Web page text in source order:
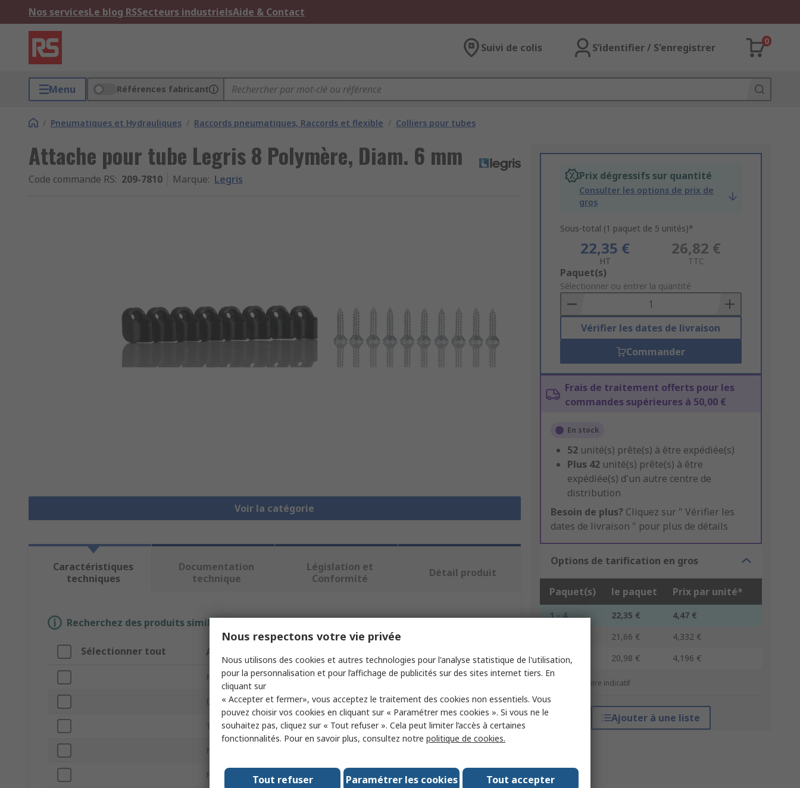
Nos servicesLe blog RSSecteurs industrielsAide & Contact
Suivi de colis S’identifier / S'enregistrer
0
Menu Références fabricant
/ Pneumatiques et Hydrauliques / Raccords pneumatiques, Raccords et flexible / Colliers pour tubes
Attache pour tube Legris 8 Polymère, Diam. 6 mm
Code commande RS: 209-7810 Marque: Legris
Voir la catégorie
Prix dégressifs sur quantité
Consulter les options de prix de
gros
Sous-total (1 paquet de 5 unités)*
22,35 €
HT
26,82 €
TTC
Add
to
Basket
Paquet(s)
Sélectionner ou entrer la quantité
Vérifier les dates de livraison
Commander
Frais de traitement offerts pour les
commandes supérieures à 50,00 €
En stock
52 unité(s) prête(s) à être expédiée(s)
Plus 42 unité(s) prête(s) à être
expédiée(s) d'un autre centre de
distribution
Besoin de plus? Cliquez sur " Vérifier les
dates de livraison " pour plus de détails
Options de tarification en gros
Paquet(s) le paquet Prix par unité*
1 - 4 22,35 €
4,47 €
21,66 €
4,332 €
10 +
20,98 € 4,196 €
*Prix donné à titre indicatif
Ajouter à une liste
Caractéristiques
techniques
Documentation
technique
Législation et
Conformité
Détail produit
Recherchez des produits similaires en sélectionnant un ou plusieurs attributs.
Sélectionner tout Attribut
Marque Legris
Diamètre extérieur de tube compatible 6mm
Type de produit Attache pour tube
Nombre de tubes
Matériau Polymère
Nous respectons votre vie privée
Nous utilisons des cookies et autres technologies pour l'analyse statistique de l'utilisation,
pour la personnalisation et pour l’affichage de publicités sur des sites internet tiers. En
cliquant sur
« Accepter et fermer», vous acceptez le traitement des cookies non essentiels. Vous
pouvez choisir vos cookies en cliquant sur « Paramétrer mes cookies ». Si vous ne le
souhaitez pas, cliquez sur « Tout refuser ». Cela peut limiter l’accès à certaines
fonctionnalités. Pour en savoir plus, consultez notre politique de cookies.
Tout accepter
Paramétrer les cookies
Tout refuser